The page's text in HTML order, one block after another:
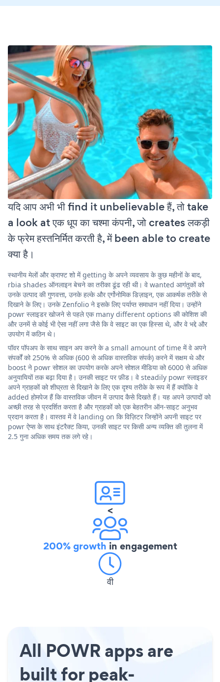
यदि आप अभी भी find it unbelievable हैं, तो take
a look at एक धूप का चश्मा कंपनी, जो creates लकड़ी
के फ्रेम हस्तनिर्मित करती है, में been able to create
क्या है।
स्थानीय मेलों और क्राफ्ट शो में getting के अपने व्यवसाय के कुछ महीनों के बाद,
rbia shades ऑनलाइन बेचने का तरीका ढूंढ रही थी। वे wanted आगंतुकों को
उनके उत्पाद की गुणवत्ता, उनके हल्के और एर्गोनोमिक डिज़ाइन, एक आकर्षक तरीके से
दिखाने के लिए। उनके Zenfolio ने इसके लिए पर्याप्त समाधान नहीं दिया। उन्होंने
powr स्लाइडर खोजने से पहले एक many different options की कोशिश की
और उनमें से कोई भी ऐसा नहीं लगा जैसे कि वे साइट का एक हिस्सा थे, और वे भद्दे और
उपयोग में कठिन थे।
पॉवर पॉपअप के साथ साइन अप करने के a small amount of time में वे अपने
संपर्कों को 250% से अधिक (600 से अधिक वास्तविक संपर्क) करने में सक्षम थे और
boost ने powr सोशल का उपयोग करके अपने सोशल मीडिया को 6000 से अधिक
अनुयायियों तक बढ़ा दिया है। उनकी साइट पर फ़ीड। वे steadily powr स्लाइडर
अपने ग्राहकों को शीघ्रता से दिखाने के लिए एक दृश्य तरीके के रूप में हैं क्योंकि वे
added होमपेज हैं कि वास्तविक जीवन में उत्पाद कैसे दिखते हैं। यह अपने उत्पादों को
अच्छी तरह से प्रदर्शित करता है और ग्राहकों को एक बेहतरीन ऑन-साइट अनुभव
प्रदान करता है। वास्तव में वे landing on कि विज़िटर जिन्होंने अपनी साइट पर
powr ऐप्स के साथ इंटरैक्ट किया, उनकी साइट पर किसी अन्य व्यक्ति की तुलना में
2.5 गुना अधिक समय तक लगे रहे।
<
200% growth in engagement
वी
All POWR apps are
built for peak-